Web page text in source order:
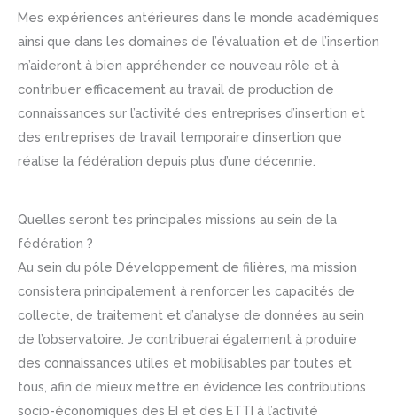
Mes expériences antérieures dans le monde académiques
ainsi que dans les domaines de l’évaluation et de l’insertion
m’aideront à bien appréhender ce nouveau rôle et à
contribuer efficacement au travail de production de
connaissances sur l’activité des entreprises d’insertion et
des entreprises de travail temporaire d’insertion que
réalise la fédération depuis plus d’une décennie.
Quelles seront tes principales missions au sein de la
fédération ?
Au sein du pôle Développement de filières, ma mission
consistera principalement à renforcer les capacités de
collecte, de traitement et d’analyse de données au sein
de l’observatoire. Je contribuerai également à produire
des connaissances utiles et mobilisables par toutes et
tous, afin de mieux mettre en évidence les contributions
socio-économiques des EI et des ETTI à l’activité